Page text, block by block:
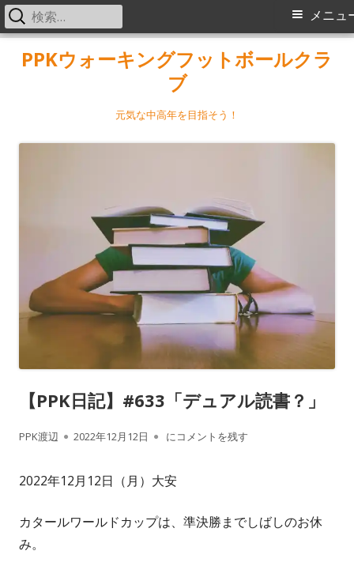
PPKウォーキングフットボールクラ
ブ
元気な中高年を目指そう！
メ
メニュ
検
索:
【PPK日記】#633「デュアル読書？」
作
PPK渡辺
公
2022年12月12日 【PPK日記】#633「デュアル読書？」
にコメントを残す
2022年12月12日（月）大安
カタールワールドカップは、準決勝までしばしのお休
み。